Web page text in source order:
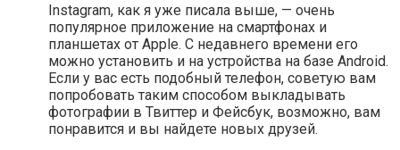
Instagram, как я уже писала выше, — очень
популярное приложение на смартфонах и
планшетах от Apple. С недавнего времени его
можно установить и на устройства на базе Android.
Если у вас есть подобный телефон, советую вам
попробовать таким способом выкладывать
фотографии в Твиттер и Фейсбук, возможно, вам
понравится и вы найдете новых друзей.